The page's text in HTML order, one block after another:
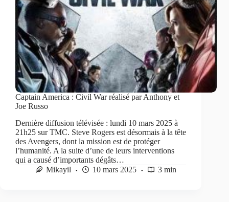
Captain America : Civil War réalisé par Anthony et
Joe Russo
Dernière diffusion télévisée : lundi 10 mars 2025 à
21h25 sur TMC. Steve Rogers est désormais à la tête
des Avengers, dont la mission est de protéger
l’humanité. A la suite d’une de leurs interventions
qui a causé d’importants dégâts…
Mikayil
10 mars 2025 3 min